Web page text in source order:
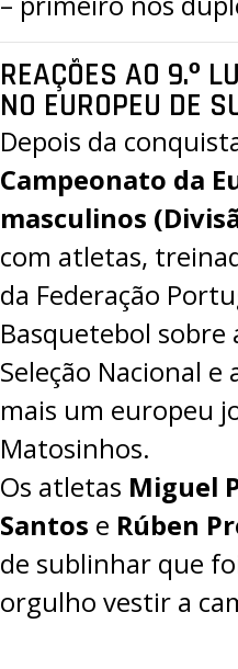
REAÇÕES AO 9.º
NO EUROPEU DE
Depois da
Campeonato da
masculinos
com atletas,
da Federação
Basquetebol sobre
Seleção Nacional e
mais um europeu
Matosinhos.
Os atletas Miguel
Santos e Rúben
de sublinhar que
orgulho vestir a